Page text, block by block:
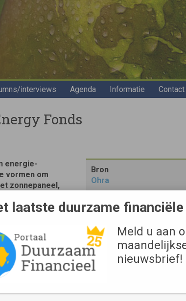
interviews Agenda Informatie Contact
Fonds
Bron
Ohra
energie-
vormen om
zonnepaneel,
de traditionele
New Energy Fonds dat belegt in de meest
bovengenoemde ontwikkelingen kunnen
mate gestimuleerd door de volgende
laatste duurzame financiële
Meld u aan
nieuwsbrief!